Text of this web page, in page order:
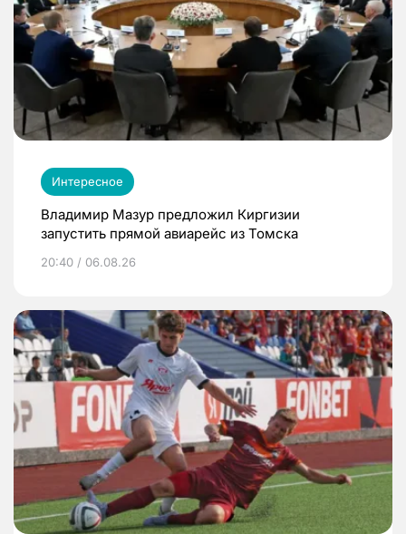
Интересное
Владимир Мазур предложил Киргизии
запустить прямой авиарейс из Томска
20:40 / 06.08.26